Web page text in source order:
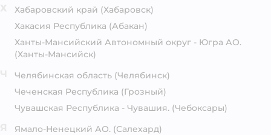
Хабаровский край (Хабаровск)
Хакасия Республика (Абакан)
Ханты-Мансийский Автономный округ - Югра АО.
(Ханты-Мансийск)
Челябинская область (Челябинск)
Чеченская Республика (Грозный)
Чувашская Республика - Чувашия. (Чебоксары)
Ямало-Ненецкий АО. (Салехард)